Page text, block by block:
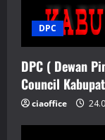
DPC
DPC ( Dewan
Council
ciaoffice